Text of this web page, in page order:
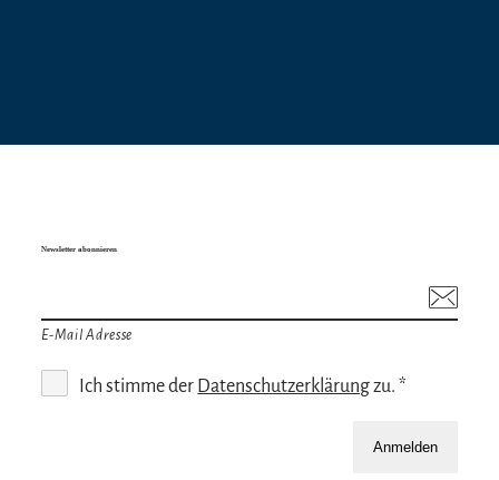
Newsletter abonnieren
E-Mail Adresse
Ich stimme der Datenschutzerklärungzu. *
Anmelden